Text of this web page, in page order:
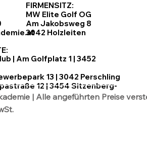
FIRMENSITZ:
MW Elite Golf OG
Am Jakobsweg 8
3042 Holzleiten
| Am Golfplatz 1 | 3452
13 | 3042 Perschling
12 | 3454 Sitzenberg-
| Alle angeführten Preise